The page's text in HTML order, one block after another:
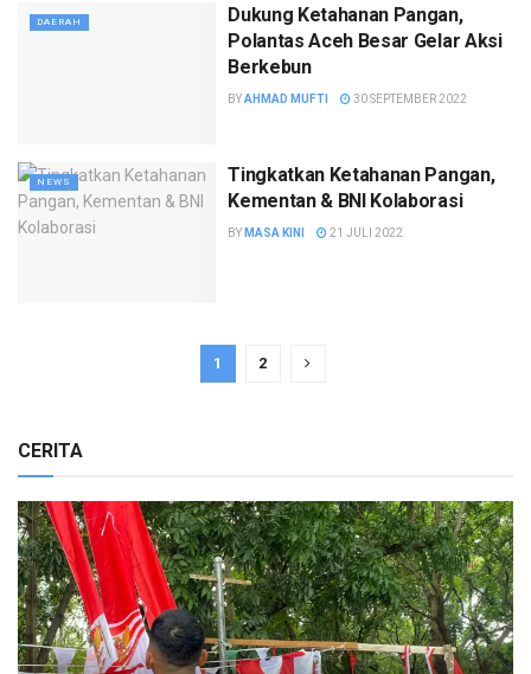
DAERAH
Dukung Ketahanan Pangan,
Polantas Aceh Besar Gelar Aksi
Berkebun
BYAHMAD MUFTI 30 SEPTEMBER 2022
NEWS
Tingkatkan Ketahanan Pangan,
Kementan & BNI Kolaborasi
BY MASA KINI 21 JULI 2022
1 2
CERITA